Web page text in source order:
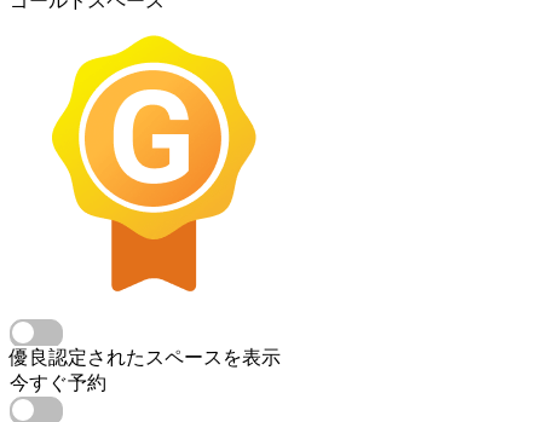
優良認定されたスペースを表示
今すぐ予約